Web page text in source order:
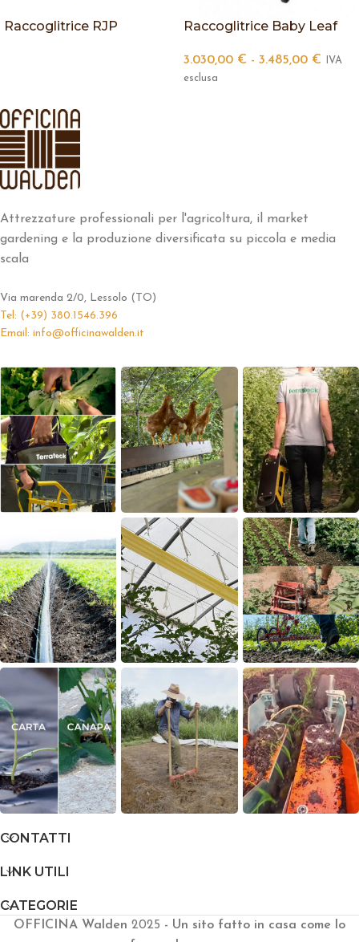
Raccoglitrice RJP Raccoglitrice Baby Leaf
3.030,00 € - 3.485,00 €
IVA
esclusa
Attrezzature professionali per l'agricoltura, il market
gardening e la produzione diversificata su piccola e media
scala
Via marenda 2/0, Lessolo (TO)
Tel: (+39) 380.1546.396
Email: info@officinawalden.it
CONTATTI
LINK UTILI
CATEGORIE
OFFICINA Walden 2025 - Un sito fatto in casa come lo